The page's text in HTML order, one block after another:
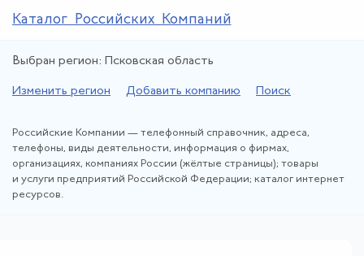
Каталог Российских Компаний
Выбран регион: Псковская область
Изменить регион Добавить компанию Поиск
Российские Компании — телефонный справочник, адреса,
телефоны, виды деятельности, информация о фирмах,
организациях, компаниях России (жёлтые страницы); товары
и услуги предприятий Российской Федерации; каталог интернет
ресурсов.